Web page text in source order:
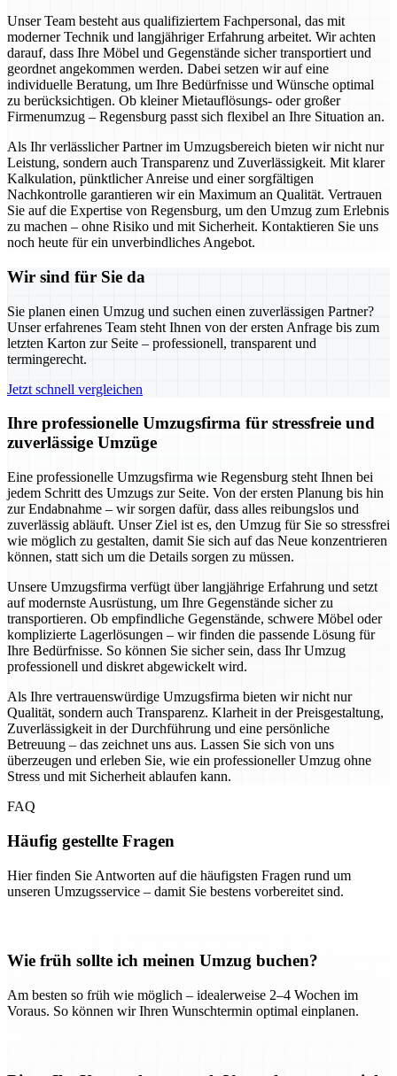
Unser Team besteht aus qualifiziertem Fachpersonal, das mit
moderner Technik und langjähriger Erfahrung arbeitet. Wir achten
darauf, dass Ihre Möbel und Gegenstände sicher transportiert und
geordnet angekommen werden. Dabei setzen wir auf eine
individuelle Beratung, um Ihre Bedürfnisse und Wünsche optimal
zu berücksichtigen. Ob kleiner Mietauflösungs- oder großer
Firmenumzug – Regensburg passt sich flexibel an Ihre Situation an.
Als Ihr verlässlicher Partner im Umzugsbereich bieten wir nicht nur
Leistung, sondern auch Transparenz und Zuverlässigkeit. Mit klarer
Kalkulation, pünktlicher Anreise und einer sorgfältigen
Nachkontrolle garantieren wir ein Maximum an Qualität. Vertrauen
Sie auf die Expertise von Regensburg, um den Umzug zum Erlebnis
zu machen – ohne Risiko und mit Sicherheit. Kontaktieren Sie uns
noch heute für ein unverbindliches Angebot.
Wir sind für Sie da
Sie planen einen Umzug und suchen einen zuverlässigen Partner?
Unser erfahrenes Team steht Ihnen von der ersten Anfrage bis zum
letzten Karton zur Seite – professionell, transparent und
termingerecht.
Jetzt schnell vergleichen
Ihre professionelle Umzugsfirma für stressfreie und
zuverlässige Umzüge
Eine professionelle Umzugsfirma wie Regensburg steht Ihnen bei
jedem Schritt des Umzugs zur Seite. Von der ersten Planung bis hin
zur Endabnahme – wir sorgen dafür, dass alles reibungslos und
zuverlässig abläuft. Unser Ziel ist es, den Umzug für Sie so stressfrei
wie möglich zu gestalten, damit Sie sich auf das Neue konzentrieren
können, statt sich um die Details sorgen zu müssen.
Unsere Umzugsfirma verfügt über langjährige Erfahrung und setzt
auf modernste Ausrüstung, um Ihre Gegenstände sicher zu
transportieren. Ob empfindliche Gegenstände, schwere Möbel oder
komplizierte Lagerlösungen – wir finden die passende Lösung für
Ihre Bedürfnisse. So können Sie sicher sein, dass Ihr Umzug
professionell und diskret abgewickelt wird.
Als Ihre vertrauenswürdige Umzugsfirma bieten wir nicht nur
Qualität, sondern auch Transparenz. Klarheit in der Preisgestaltung,
Zuverlässigkeit in der Durchführung und eine persönliche
Betreuung – das zeichnet uns aus. Lassen Sie sich von uns
überzeugen und erleben Sie, wie ein professioneller Umzug ohne
Stress und mit Sicherheit ablaufen kann.
FAQ
Häufig gestellte Fragen
Hier finden Sie Antworten auf die häufigsten Fragen rund um
unseren Umzugsservice – damit Sie bestens vorbereitet sind.
Wie früh sollte ich meinen Umzug buchen?
Am besten so früh wie möglich – idealerweise 2–4 Wochen im
Voraus. So können wir Ihren Wunschtermin optimal einplanen.